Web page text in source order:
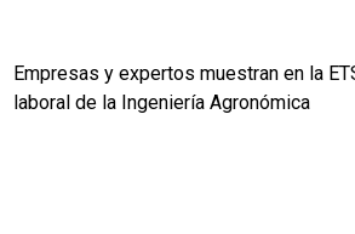
Empresas y expertos muestran en la
laboral de la Ingeniería Agronómica